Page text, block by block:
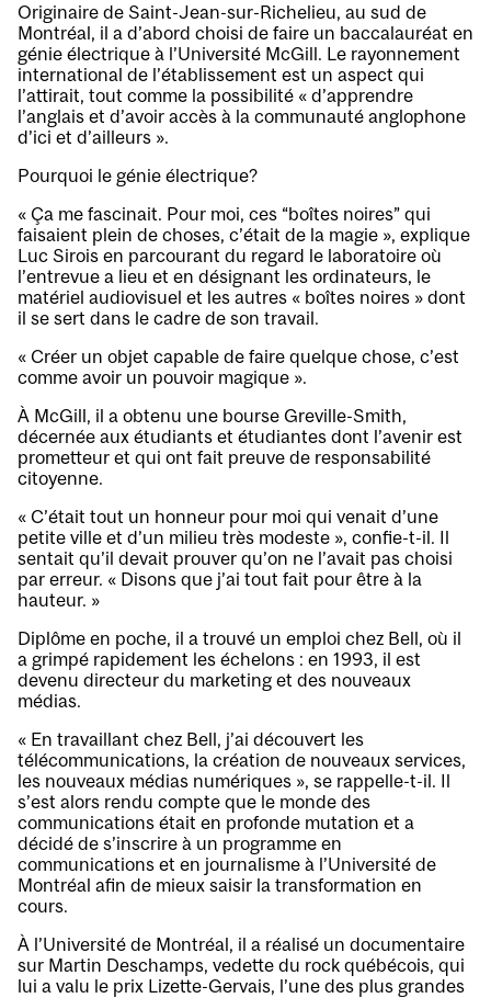
Originaire de Saint-Jean-sur-Richelieu, au sud de
Montréal, il a d’abord choisi de faire un baccalauréat en
génie électrique à l’Université McGill. Le rayonnement
international de l’établissement est un aspect qui
l’attirait, tout comme la possibilité « d’apprendre
l’anglais et d’avoir accès à la communauté anglophone
d’ici et d’ailleurs ».
Pourquoi le génie électrique?
« Ça me fascinait. Pour moi, ces “boîtes noires” qui
faisaient plein de choses, c’était de la magie », explique
Luc Sirois en parcourant du regard le laboratoire où
l’entrevue a lieu et en désignant les ordinateurs, le
matériel audiovisuel et les autres « boîtes noires » dont
il se sert dans le cadre de son travail.
« Créer un objet capable de faire quelque chose, c’est
comme avoir un pouvoir magique ».
À McGill, il a obtenu une bourse Greville-Smith,
décernée aux étudiants et étudiantes dont l’avenir est
prometteur et qui ont fait preuve de responsabilité
citoyenne.
« C’était tout un honneur pour moi qui venait d’une
petite ville et d’un milieu très modeste », confie-t-il. Il
sentait qu’il devait prouver qu’on ne l’avait pas choisi
par erreur. « Disons que j’ai tout fait pour être à la
hauteur. »
Diplôme en poche, il a trouvé un emploi chez Bell, où il
a grimpé rapidement les échelons : en 1993, il est
devenu directeur du marketing et des nouveaux
médias.
« En travaillant chez Bell, j’ai découvert les
télécommunications, la création de nouveaux services,
les nouveaux médias numériques », se rappelle-t-il. Il
s’est alors rendu compte que le monde des
communications était en profonde mutation et a
décidé de s’inscrire à un programme en
communications et en journalisme à l’Université de
Montréal afin de mieux saisir la transformation en
cours.
À l’Université de Montréal, il a réalisé un documentaire
sur Martin Deschamps, vedette du rock québécois, qui
lui a valu le prix Lizette-Gervais, l’une des plus grandes